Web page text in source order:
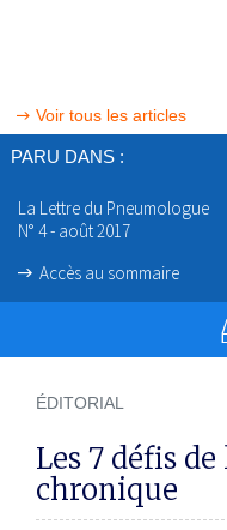
Voir tous les articles
PARU DANS :
La Lettre du Pneumologue
N° 4 - août 2017
Accès au sommaire
ÉDITORIAL
Les 7 défis
chronique